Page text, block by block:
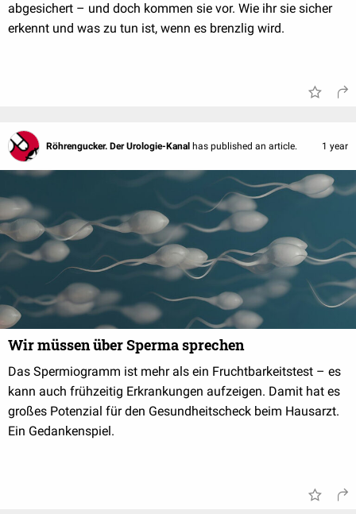
abgesichert – und doch kommen sie vor. Wie ihr sie sicher
erkennt und was zu tun ist, wenn es brenzlig wird.
Röhrengucker. Der Urologie-Kanal has published an article. 1 year
Wir müssen über Sperma sprechen
Das Spermiogramm ist mehr als ein Fruchtbarkeitstest – es
kann auch frühzeitig Erkrankungen aufzeigen. Damit hat es
großes Potenzial für den Gesundheitscheck beim Hausarzt.
Ein Gedankenspiel.